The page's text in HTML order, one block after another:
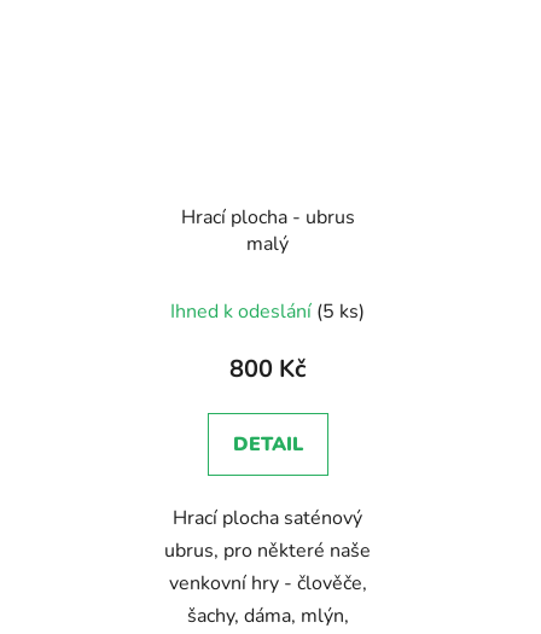
Hrací plocha - ubrus
malý
Ihned k odeslání (5 ks)
800 Kč
DETAIL
Hrací plocha saténový
ubrus, pro některé naše
venkovní hry - člověče,
šachy, dáma, mlýn,